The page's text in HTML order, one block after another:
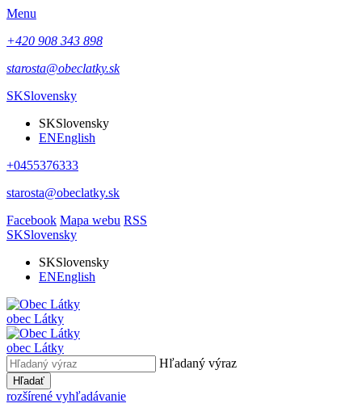
Menu
+420 908 343 898
starosta@obeclatky.sk
SKSlovensky
SKSlovensky
ENEnglish
+0455376333
starosta@obeclatky.sk
Facebook Mapa webu RSS
SKSlovensky
SKSlovensky
ENEnglish
obec Látky
obec Látky
Hľadaný výraz
Hľadať
rozšírené vyhľadávanie